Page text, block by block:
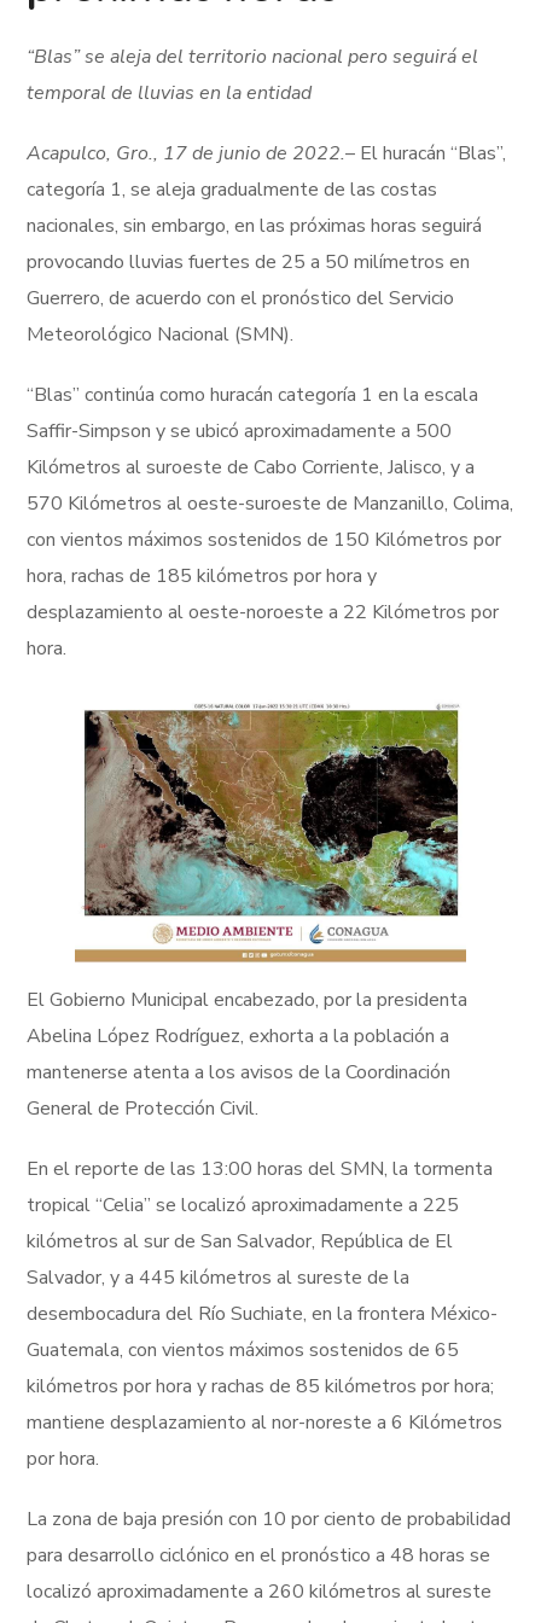
“Blas” se aleja del territorio nacional pero seguirá el
temporal de lluvias en la entidad
Acapulco, Gro., 17 de junio de 2022.– El huracán “Blas”,
categoría 1, se aleja gradualmente de las costas
nacionales, sin embargo, en las próximas horas seguirá
provocando lluvias fuertes de 25 a 50 milímetros en
Guerrero, de acuerdo con el pronóstico del Servicio
Meteorológico Nacional (SMN).
“Blas” continúa como huracán categoría 1 en la escala
Saffir-Simpson y se ubicó aproximadamente a 500
Kilómetros al suroeste de Cabo Corriente, Jalisco, y a
570 Kilómetros al oeste-suroeste de Manzanillo, Colima,
con vientos máximos sostenidos de 150 Kilómetros por
hora, rachas de 185 kilómetros por hora y
desplazamiento al oeste-noroeste a 22 Kilómetros por
hora.
El Gobierno Municipal encabezado, por la presidenta
Abelina López Rodríguez, exhorta a la población a
mantenerse atenta a los avisos de la Coordinación
General de Protección Civil.
En el reporte de las 13:00 horas del SMN, la tormenta
tropical “Celia” se localizó aproximadamente a 225
kilómetros al sur de San Salvador, República de El
Salvador, y a 445 kilómetros al sureste de la
desembocadura del Río Suchiate, en la frontera México-
Guatemala, con vientos máximos sostenidos de 65
kilómetros por hora y rachas de 85 kilómetros por hora;
mantiene desplazamiento al nor-noreste a 6 Kilómetros
por hora.
La zona de baja presión con 10 por ciento de probabilidad
para desarrollo ciclónico en el pronóstico a 48 horas se
localizó aproximadamente a 260 kilómetros al sureste